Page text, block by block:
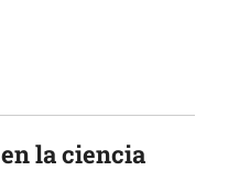
la ciencia